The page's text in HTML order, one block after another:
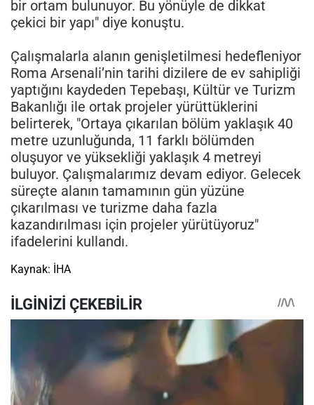
bir ortam bulunuyor. Bu yönüyle de dikkat
çekici bir yapı" diye konuştu.
Çalışmalarla alanın genişletilmesi hedefleniyor
Roma Arsenali’nin tarihi dizilere de ev sahipliği
yaptığını kaydeden Tepebaşı, Kültür ve Turizm
Bakanlığı ile ortak projeler yürüttüklerini
belirterek, "Ortaya çıkarılan bölüm yaklaşık 40
metre uzunluğunda, 11 farklı bölümden
oluşuyor ve yüksekliği yaklaşık 4 metreyi
buluyor. Çalışmalarımız devam ediyor. Gelecek
süreçte alanın tamamının gün yüzüne
çıkarılması ve turizme daha fazla
kazandırılması için projeler yürütüyoruz"
ifadelerini kullandı.
Kaynak: İHA